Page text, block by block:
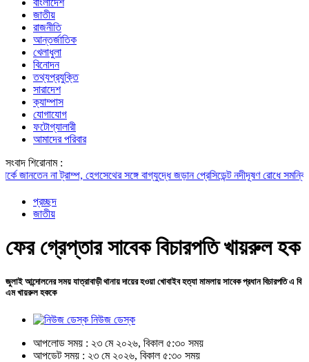
বাংলাদেশ
জাতীয়
রাজনীতি
আন্তর্জাতিক
খেলাধুলা
বিনোদন
তথ্যপ্রযুক্তি
সারাদেশ
ক্যাম্পাস
যোগাযোগ
ফটোগ্যালারী
আমাদের পরিবার
সংবাদ শিরোনাম :
না ট্রাম্প, হেগসেথের সঙ্গে বাগ্‌যুদ্ধে জড়ান প্রেসিডেন্টনদীদূষণ রোধে সমন্বিত
প্রচ্ছদ
জাতীয়
ফের গ্রেপ্তার সাবেক বিচারপতি খায়রুল হক
জুলাই আন্দোলনের সময় যাত্রাবাড়ী থানায় দায়ের হওয়া খোবাইব হত্যা মামলায় সাবেক প্রধান বিচারপতি এ বি
এম খায়রুল হককে
নিউজ ডেস্ক
আপলোড সময় : ২৩ মে ২০২৬, বিকাল ৫:৩০ সময়
আপডেট সময় : ২৩ মে ২০২৬, বিকাল ৫:৩০ সময়